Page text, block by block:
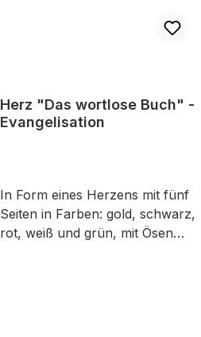
Herz "Das wortlose Buch" -
Evangelisation
In Form eines Herzens mit fünf
Seiten in Farben: gold, schwarz,
rot, weiß und grün, mit Ösen